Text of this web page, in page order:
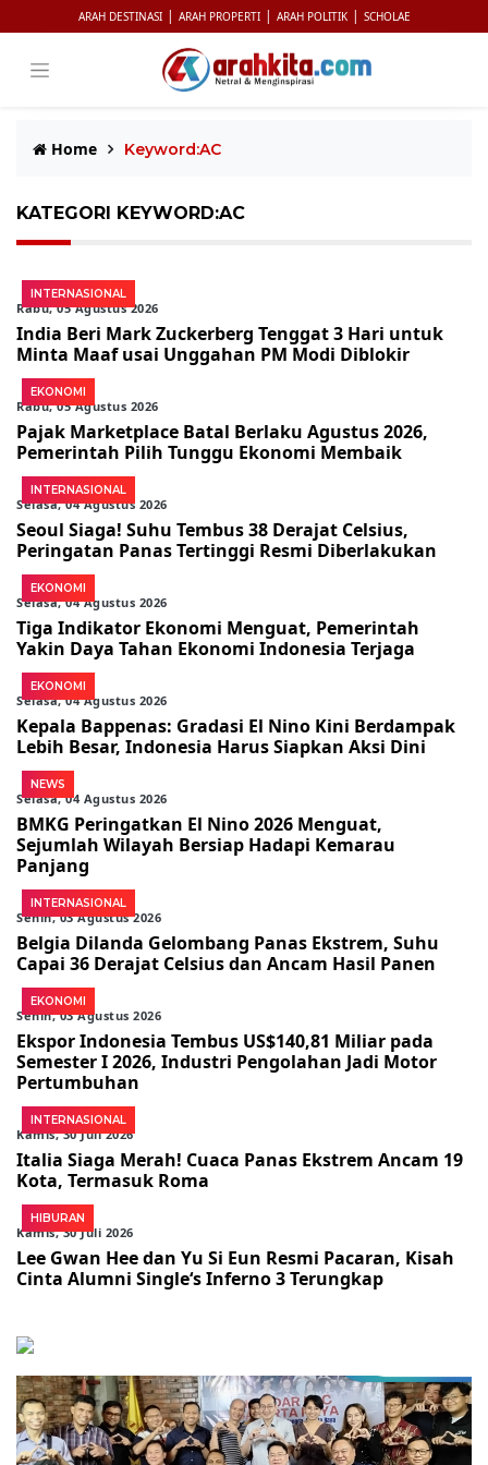
ARAH DESTINASI | ARAH PROPERTI | ARAH POLITIK | SCHOLAE
Home Keyword:AC
KATEGORI KEYWORD:AC
INTERNASIONAL
Rabu, 05 Agustus 2026
India Beri Mark Zuckerberg Tenggat 3 Hari untuk
Minta Maaf usai Unggahan PM Modi Diblokir
EKONOMI
Rabu, 05 Agustus 2026
Pajak Marketplace Batal Berlaku Agustus 2026,
Pemerintah Pilih Tunggu Ekonomi Membaik
INTERNASIONAL
Selasa, 04 Agustus 2026
Seoul Siaga! Suhu Tembus 38 Derajat Celsius,
Peringatan Panas Tertinggi Resmi Diberlakukan
EKONOMI
Selasa, 04 Agustus 2026
Tiga Indikator Ekonomi Menguat, Pemerintah
Yakin Daya Tahan Ekonomi Indonesia Terjaga
EKONOMI
Selasa, 04 Agustus 2026
Kepala Bappenas: Gradasi El Nino Kini Berdampak
Lebih Besar, Indonesia Harus Siapkan Aksi Dini
NEWS
Selasa, 04 Agustus 2026
BMKG Peringatkan El Nino 2026 Menguat,
Sejumlah Wilayah Bersiap Hadapi Kemarau
Panjang
INTERNASIONAL
Senin, 03 Agustus 2026
Belgia Dilanda Gelombang Panas Ekstrem, Suhu
Capai 36 Derajat Celsius dan Ancam Hasil Panen
EKONOMI
Senin, 03 Agustus 2026
Ekspor Indonesia Tembus US$140,81 Miliar pada
Semester I 2026, Industri Pengolahan Jadi Motor
Pertumbuhan
INTERNASIONAL
Kamis, 30 Juli 2026
Italia Siaga Merah! Cuaca Panas Ekstrem Ancam 19
Kota, Termasuk Roma
HIBURAN
Kamis, 30 Juli 2026
Lee Gwan Hee dan Yu Si Eun Resmi Pacaran, Kisah
Cinta Alumni Single‘s Inferno 3 Terungkap